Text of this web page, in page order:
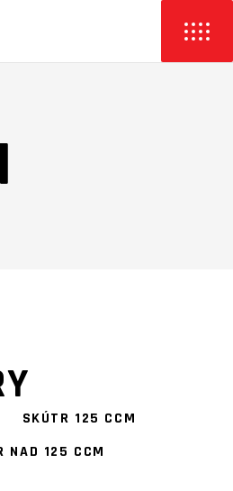
SKÚTR 125 CCM
NAD 125 CCM